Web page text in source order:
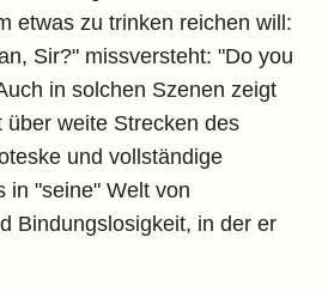
etwas zu trinken reichen will:
Sir?" missversteht: "Do you
in solchen Szenen zeigt
über weite Strecken des
und vollständige
in "seine" Welt von
Bindungslosigkeit, in der er